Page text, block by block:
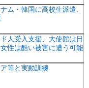
ム・韓国に高校生派遣、
人受入支援、大使館は日
性は酷い被害に遭う可能
等と実動訓練